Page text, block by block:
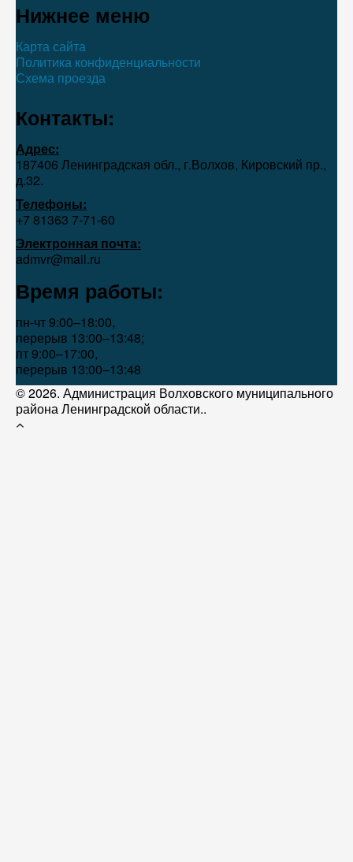
Нижнее меню
Карта сайта
Политика конфиденциальности
Схема проезда
Контакты:
Адрес:
187406 Ленинградская обл., г.Волхов, Кировский пр.,
д.32.
Телефоны:
+7 81363 7‑71-60
Электронная почта:
admvr@mail.ru
Время работы:
пн-чт 9:00–18:00,
перерыв 13:00–13:48;
пт 9:00–17:00,
перерыв 13:00–13:48
© 2026. Администрация Волховского муниципального
района Ленинградской области..